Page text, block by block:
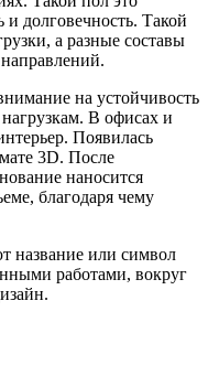
и долговечность. Такой
а разные составы
на устойчивость
В офисах и
Появилась
3D. После
наносится
благодаря чему
название или символ
работами, вокруг